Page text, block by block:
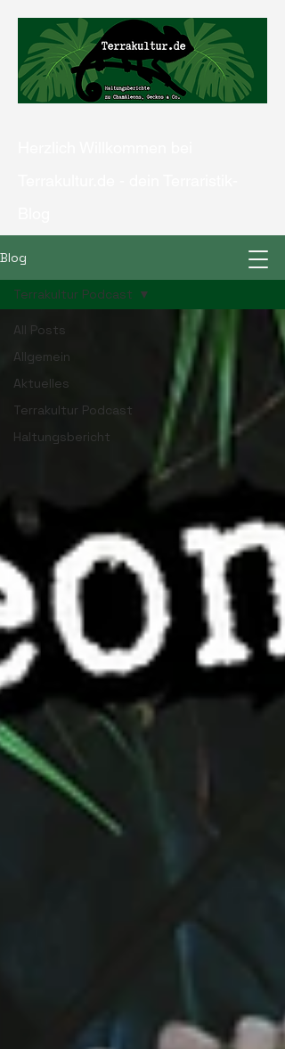
Kontaktiere uns
Blog
All Posts
Allgemein
Aktuelles
Terrakultur Podcast
Haltungsbericht
Terrakultur Podcast